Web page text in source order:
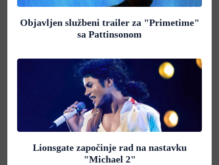
Objavljen službeni trailer za "Primetime"
sa Pattinsonom
Lionsgate započinje rad na nastavku
"Michael 2"